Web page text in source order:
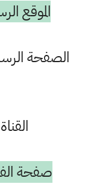
الموقع
الصفحة
صفحة